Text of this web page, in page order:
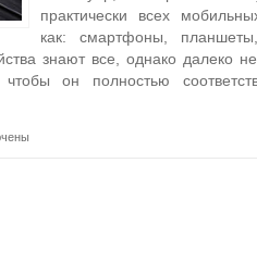
практически всех
как: смартфоны,
знают все, однако далеко
он полностью